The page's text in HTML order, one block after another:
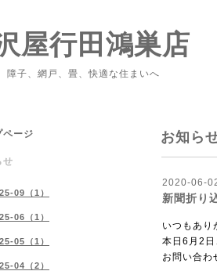
屋行田鴻巣店
障子、網戸、畳、快適な住まいへ
お知ら
2020-06-
新聞折り
いつもあり
本日6月2日
お問い合わ
ページ
せ
09（1）
06（1）
05（1）
04（2）